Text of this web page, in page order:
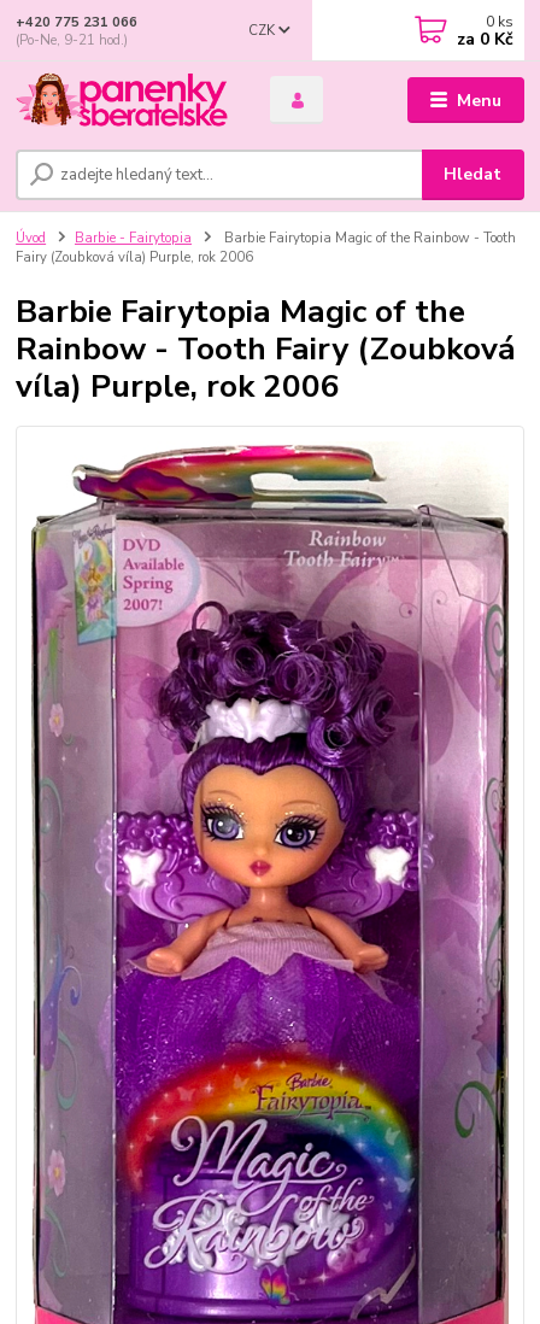
Menu
CZK
Hledat
+420 775 231 066
(Po-Ne, 9-21 hod.)
0 ks
za 0 Kč
Úvod Barbie - Fairytopia
Barbie Fairytopia Magic of the Rainbow - Tooth
Fairy (Zoubková víla) Purple, rok 2006
Barbie Fairytopia Magic of the
Rainbow - Tooth Fairy (Zoubková
víla) Purple, rok 2006